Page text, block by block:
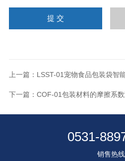
上一篇： LSST-01宠物食品包装袋智
下一篇： COF-01包装材料的摩擦系
0531-
销售热线